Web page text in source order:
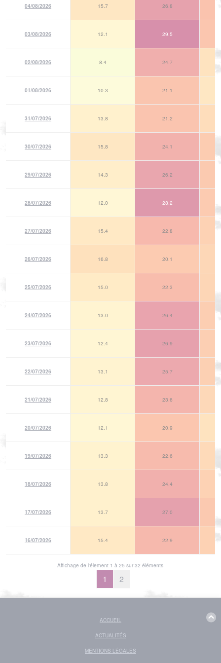
04/08/2026 15.7 26.8
03/08/2026 12.1 29.5
02/08/2026 8.4 24.7
01/08/2026 10.3 21.1
31/07/2026 13.8 21.2
30/07/2026 15.8 24.1
29/07/2026 14.3 26.2
28/07/2026 12.0 28.2
27/07/2026 15.4 22.8
26/07/2026 16.8 20.1
25/07/2026 15.0 22.3
24/07/2026 13.0 26.4
23/07/2026 12.4 26.9
22/07/2026 13.1 25.7
21/07/2026 12.8 23.6
20/07/2026 12.1 20.9
19/07/2026 13.3 22.6
18/07/2026 13.8 24.4
17/07/2026 13.7 27.0
16/07/2026 15.4 22.9
Affichage de l'élement 1 à 25 sur 32 éléments
1 2
ACCUEIL
ACTUALITÉS
MENTIONS LÉGALES